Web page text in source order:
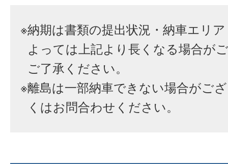
※納期は書類の提出状況・納車エリ
よっては上記より長くなる場合が
ご了承ください。
※離島は一部納車できない場合がご
くはお問合わせください。